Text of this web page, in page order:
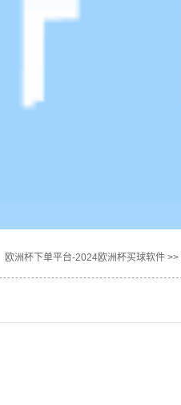
欧洲杯下单平台-2024欧洲杯买球软件 >>